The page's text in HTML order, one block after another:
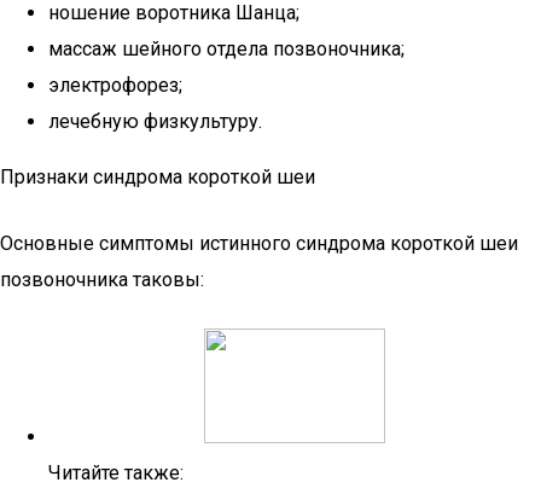
ношение воротника Шанца;
массаж шейного отдела позвоночника;
электрофорез;
лечебную физкультуру.
Признаки синдрома короткой шеи
Основные симптомы истинного синдрома короткой шеи
позвоночника таковы:
Читайте также: